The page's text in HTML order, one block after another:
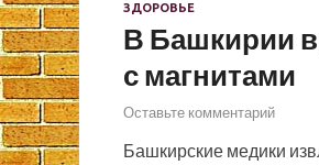
ЗДОРОВЬЕ
В Башкирии
с магнитами
Оставьте комментарий
Башкирские медики